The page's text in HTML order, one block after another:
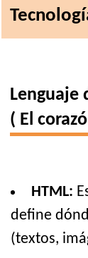
Lenguaje
( El
HTML:
define
(textos,